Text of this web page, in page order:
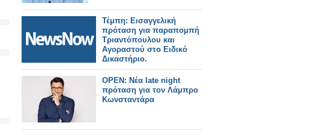
Τέμπη: Εισαγγελική
πρόταση για παραπομπή
Τριαντόπουλου και
Αγοραστού στο Ειδικό
Δικαστήριο.
OPEN: Νέα late night
πρόταση για τον Λάμπρο
Κωνσταντάρα